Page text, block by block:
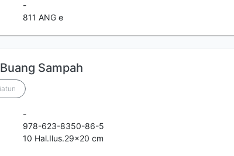
-
811 ANG e
Sampah
-
978-623-8350-86-5
10 Hal.Ilus.29x20 cm